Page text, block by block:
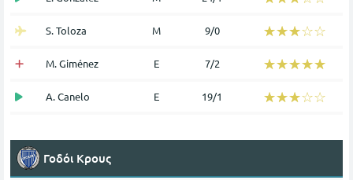
S. Toloza Μ 9/0 ☆☆☆☆☆
★★★★★
M. Giménez Ε 7/2 ☆☆☆☆☆
★★★★★
A. Canelo Ε 19/1 ☆☆☆☆☆
★★★★★
Γοδόι Κρους